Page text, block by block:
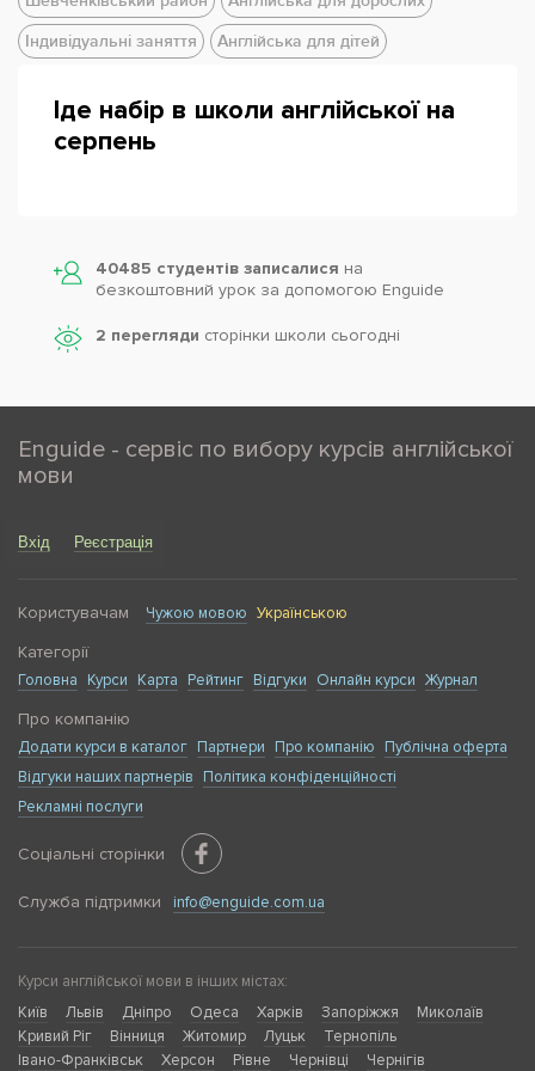
Ми допомогли вже тисячам студентів -
Обирай свій курс:
- Англійська
- Підготовка до ЗНО, IELTS
- Міні-група чи індивідуально
Виникли питання?
консультації та визначення рівня
Навчайся з РЕЗУЛЬТАТ у школі і онлайн
Індивідуальні заняття
Англійська для дітей
Іде набір в школи англійської на
серпень
40485 студентів записалися на
безкоштовний урок за допомогою Enguide
2 перегляди сторінки школи cьогодні
Enguide - сервіс по вибору курсів англійської
мови
Вхід Реєстрація
Користувачам Чужою мовою Українською
Категорії
Головна Курси Карта Рейтинг Відгуки Онлайн курси Журнал
Про компанію
Додати курси в каталог Партнери Про компанію
Публічна оферта
Відгуки наших партнерів
Політика конфіденційності
Рекламні послуги
Соціальні сторінки
Служба підтримки info@enguide.com.ua
Курси англійської мови в інших містах:
Київ
Львів Дніпро Одеса Харків Запоріжжя
Миколаїв
Кривий Ріг
Вінниця Житомир Луцьк
Тернопіль
Івано-Франківськ
Херсон Рівне Чернівці Чернігів